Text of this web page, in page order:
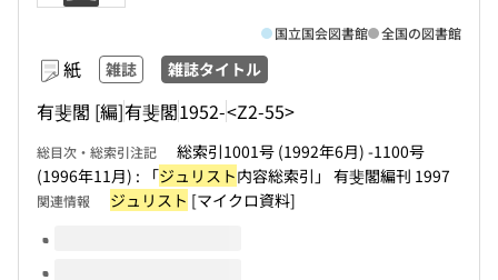
紙 雑誌 雑誌タイトル
有斐閣 [編]有斐閣1952-<Z2-55>
国立国会図書館 全国の図書館
総目次・総索引注記
総索引1001号 (1992年6月) -1100号
(1996年11月) : 「ジュリスト内容総索引」 有斐閣編刊 1997
関連情報 ジュリスト [マイクロ資料]
このタイトルの巻号